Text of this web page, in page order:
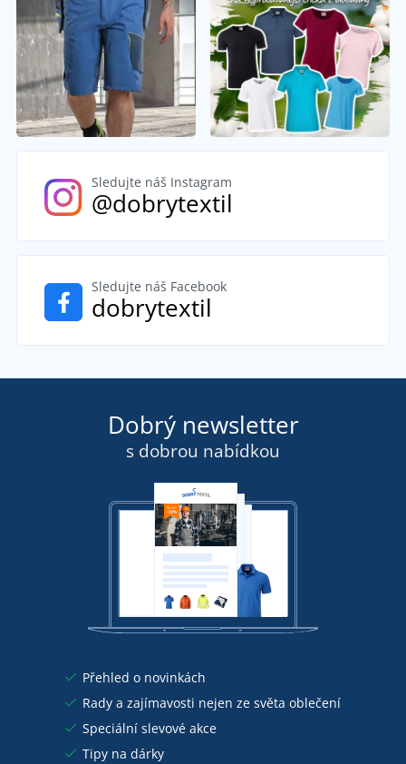
Sledujte náš Instagram
@dobrytextil
Sledujte náš Facebook
dobrytextil
Dobrý newsletter
s dobrou nabídkou
Přehled o novinkách
Rady a zajímavosti nejen ze světa oblečení
Speciální slevové akce
Tipy na dárky